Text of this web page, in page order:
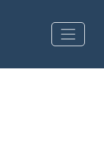
de la Junta Directiva